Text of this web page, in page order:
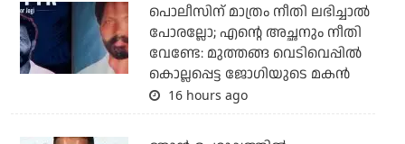
പൊലീസിന് മാത്രം നീതി ലഭിച്ചാല്‍
പോരല്ലോ; എന്റെ അച്ഛനും നീതി
വേണ്ടേ: മുത്തങ്ങ വെടിവെപ്പില്‍
കൊല്ലപ്പെട്ട ജോഗിയുടെ മകന്‍
16 hours ago